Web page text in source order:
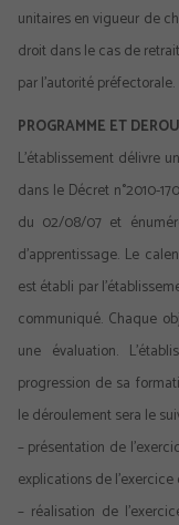
unitaires en vigueur de
droit dans le cas de
par l’autorité préfectorale.
PROGRAMME ET
L’établissement délivre
dans le Décret n°2010-
du 02/08/07 et
d’apprentissage. Le
est établi par
communiqué. Chaque
une évaluation.
progression de sa
le déroulement sera le
– présentation de
explications de
– réalisation de